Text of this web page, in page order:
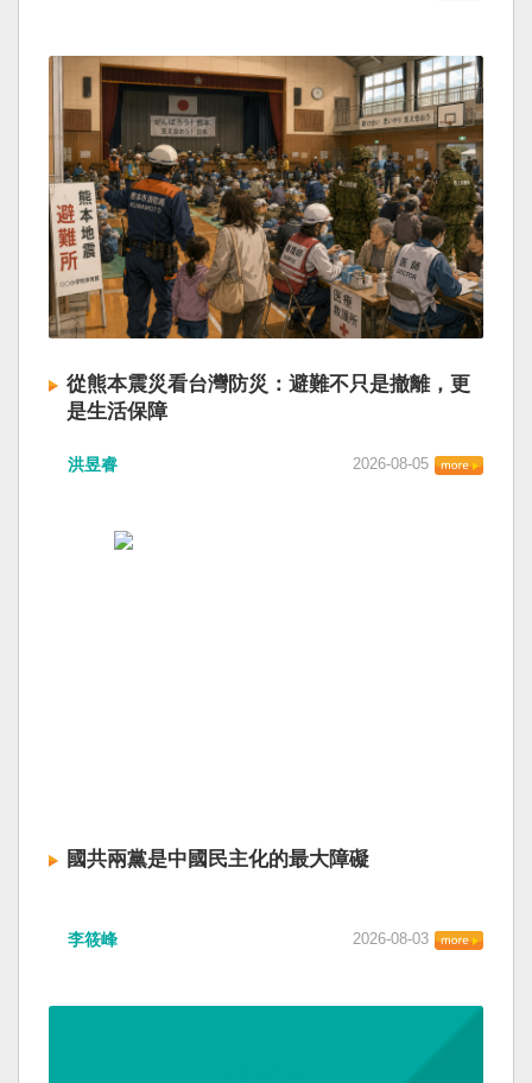
從熊本震災看台灣防災：避難不只是撤離，更
是生活保障
洪昱睿 2026-08-05
國共兩黨是中國民主化的最大障礙
李筱峰 2026-08-03